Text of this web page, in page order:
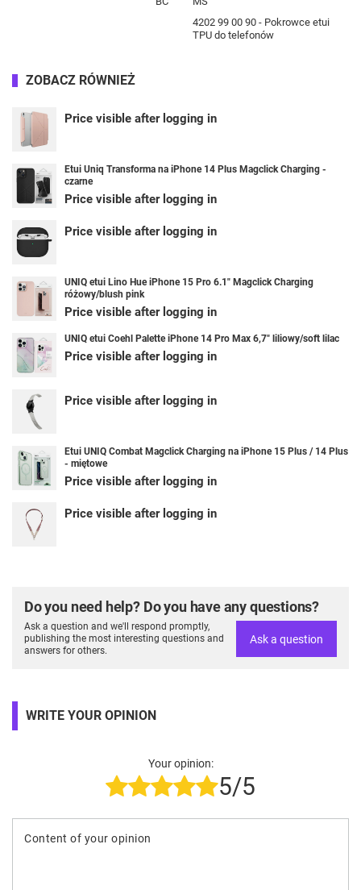
4202 99 00 90 - Pokrowce etui
TPU do telefonów
ZOBACZ RÓWNIEŻ
Price visible after logging in
Etui Uniq Transforma na iPhone 14 Plus Magclick Charging -
czarne
Price visible after logging in
Price visible after logging in
UNIQ etui Lino Hue iPhone 15 Pro 6.1" Magclick Charging
różowy/blush pink
Price visible after logging in
UNIQ etui Coehl Palette iPhone 14 Pro Max 6,7" liliowy/soft lilac
Price visible after logging in
Price visible after logging in
Etui UNIQ Combat Magclick Charging na iPhone 15 Plus / 14 Plus
- miętowe
Price visible after logging in
Price visible after logging in
Do you need help? Do you have any questions?
Ask a question and we'll respond promptly,
publishing the most interesting questions and
answers for others.
Ask a question
WRITE YOUR OPINION
Your opinion:
5/5
Content of your opinion